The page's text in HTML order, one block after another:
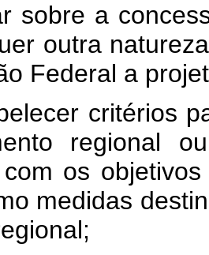
sobre a
outra
Federal a
critérios
regional
os
medidas